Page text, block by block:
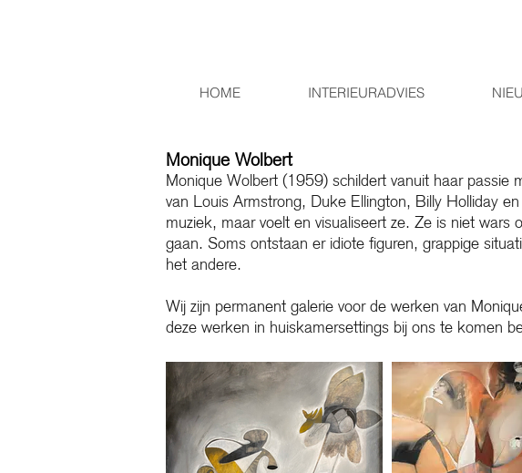
HOME INTERIEURADVIES
Monique Wolbert
Monique Wolbert (1959) schildert vanuit haar
van Louis Armstrong, Duke Ellington, Billy Holliday
muziek, maar voelt en visualiseert ze. Ze is niet
gaan. Soms ontstaan er idiote figuren, grappige
het andere.
Wij zijn permanent galerie voor de werken van
deze werken in huiskamersettings bij ons te komen